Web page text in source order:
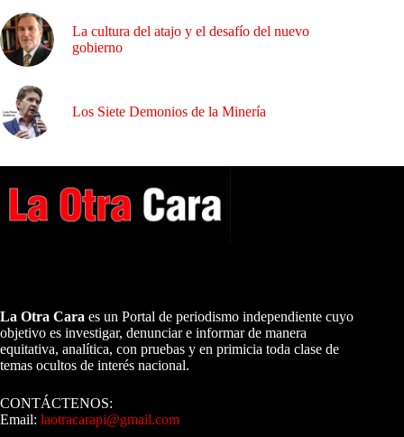
La cultura del atajo y el desafío del nuevo
gobierno
Los Siete Demonios de la Minería
La Otra Cara es un Portal de periodismo independiente cuyo
objetivo es investigar, denunciar e informar de manera
equitativa, analítica, con pruebas y en primicia toda clase de
temas ocultos de interés nacional.
CONTÁCTENOS:
Email: laotracarapi@gmail.com